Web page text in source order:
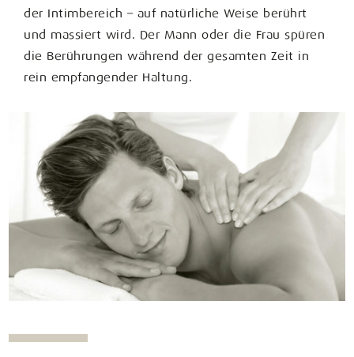
der Intimbereich – auf natürliche Weise berührt
und massiert wird. Der Mann oder die Frau spüren
die Berührungen während der gesamten Zeit in
rein empfangender Haltung.